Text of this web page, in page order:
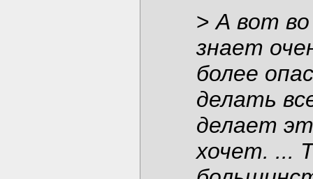
>А вот
знает
более
делать
делает
хочет. ...